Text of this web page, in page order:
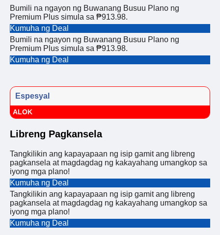
Bumili na ngayon ng Buwanang Busuu Plano ng
Premium Plus simula sa ₱913.98.
Kumuha ng Deal
Bumili na ngayon ng Buwanang Busuu Plano ng
Premium Plus simula sa ₱913.98.
Kumuha ng Deal
Espesyal
ALOK
Libreng Pagkansela
Tangkilikin ang kapayapaan ng isip gamit ang libreng
pagkansela at magdagdag ng kakayahang umangkop sa
iyong mga plano!
Kumuha ng Deal
Tangkilikin ang kapayapaan ng isip gamit ang libreng
pagkansela at magdagdag ng kakayahang umangkop sa
iyong mga plano!
Kumuha ng Deal